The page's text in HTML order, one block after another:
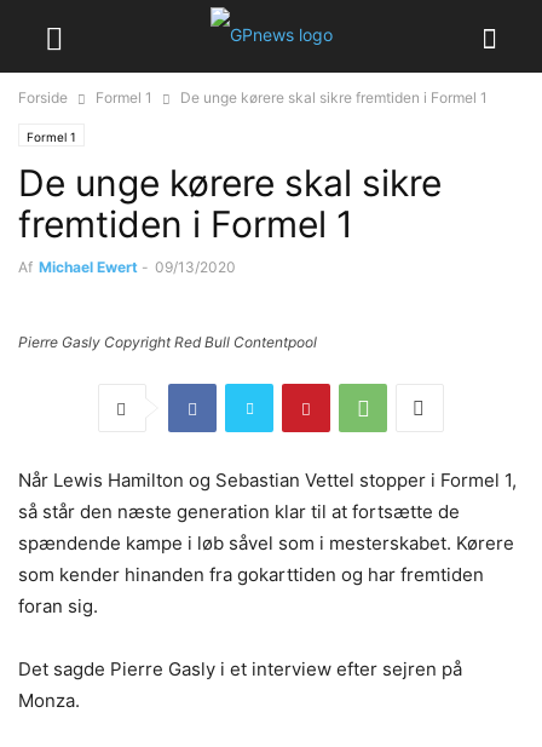
Forside Formel 1 De unge kørere skal sikre fremtiden i Formel 1
Formel 1
De unge kørere skal sikre
fremtiden i Formel 1
Af Michael Ewert - 09/13/2020
Pierre Gasly Copyright Red Bull Contentpool
Når Lewis Hamilton og Sebastian Vettel stopper i Formel 1,
så står den næste generation klar til at fortsætte de
spændende kampe i løb såvel som i mesterskabet. Kørere
som kender hinanden fra gokarttiden og har fremtiden
foran sig.
Det sagde Pierre Gasly i et interview efter sejren på
Monza.